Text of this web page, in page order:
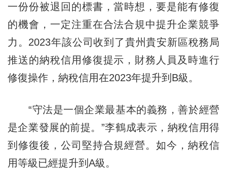
一份份被退回的標書，當時想，要是能有修復
的機會，一定注重在合法合規中提升企業競爭
力。2023年該公司收到了貴州貴安新區稅務局
推送的納稅信用修復提示，財務人員及時進行
修復操作，納稅信用在2023年提升到B級。
“守法是一個企業最基本的義務，善於經營
是企業發展的前提。”李鶴成表示，納稅信用得
到修復後，公司堅持合規經營。如今，納稅信
用等級已經提升到A級。